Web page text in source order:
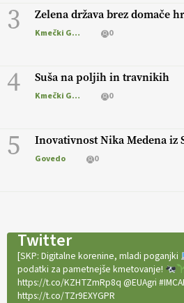
3 Zelena država brez domače
Kmečki Glas 0
4 Suša na poljih in travnikih
Kmečki Glas 0
5 Inovativnost Nika Medena iz
Govedo 0
Twitter
[SKP: Digitalne korenine, mladi poganjki
podatki za pametnejše kmetovanje!
https://t.co/KZHTZmRp8q @EUAgri
https://t.co/TZr9EXYGPR